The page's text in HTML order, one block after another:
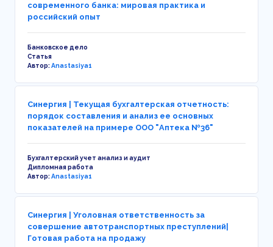
современного банка: мировая практика и
российский опыт
Банковское дело
Статья
Автор:Anastasiya1
Синергия | Текущая бухгалтерская отчетность:
порядок составления и анализ ее основных
показателей на примере ООО "Аптека №36"
Бухгалтерский учет анализ и аудит
Дипломная работа
Автор:Anastasiya1
Синергия | Уголовная ответственность за
совершение автотранспортных преступлений|
Готовая работа на продажу